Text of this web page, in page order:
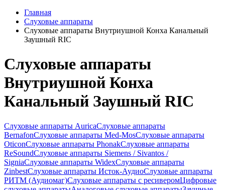
Главная
Слуховые аппараты
Слуховые аппараты Внутриушной Конха Канальный
Заушный RIC
Слуховые аппараты
Внутриушной Конха
Канальный Заушный RIC
Слуховые аппараты AuricaСлуховые аппараты
BernafonСлуховые аппараты Med-MosСлуховые аппараты
OticonСлуховые аппараты PhonakСлуховые аппараты
ReSoundСлуховые аппараты Siemens / Sivantos /
SigniaСлуховые аппараты WidexСлуховые аппараты
ZinbestСлуховые аппараты Исток-АудиоСлуховые аппараты
РИТМ (Аудиомаг)Слуховые аппараты с ресиверомЦифровые